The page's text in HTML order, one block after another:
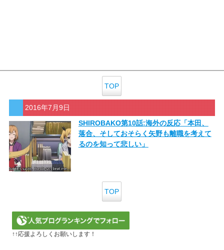
TOP
2016年7月9日
SHIROBAKO第10話:海外の反応「本田、
落合、そしておそらく矢野も離職を考えて
るのを知って悲しい」
TOP
↑↑応援よろしくお願いします！